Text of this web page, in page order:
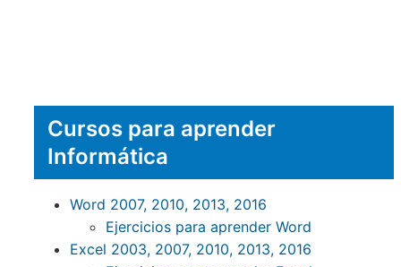
Cursos para aprender
Informática
Word 2007, 2010, 2013, 2016
Ejercicios para aprender Word
Excel 2003, 2007, 2010, 2013, 2016